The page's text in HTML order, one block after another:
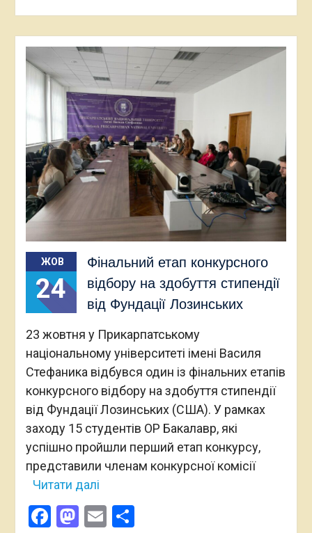
ЖОВ
24
Фінальний етап конкурсного
відбору на здобуття стипендії
від Фундації Лозинських
23 жовтня у Прикарпатському
національному університеті імені Василя
Стефаника відбувся один із фінальних етапів
конкурсного відбору на здобуття стипендії
від Фундації Лозинських (США). У рамках
заходу 15 студентів ОР Бакалавр, які
успішно пройшли перший етап конкурсу,
представили членам конкурсної комісії
Читати далі
Facebook
Mastodon
Email